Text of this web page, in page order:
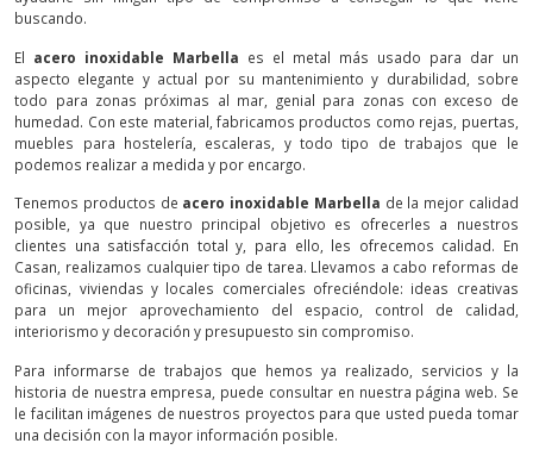
buscando.
El acero inoxidable Marbella es el metal más usado para dar un
aspecto elegante y actual por su mantenimiento y durabilidad, sobre
todo para zonas próximas al mar, genial para zonas con exceso de
humedad. Con este material, fabricamos productos como rejas, puertas,
muebles para hostelería, escaleras, y todo tipo de trabajos que le
podemos realizar a medida y por encargo.
Tenemos productos de acero inoxidable Marbella de la mejor calidad
posible, ya que nuestro principal objetivo es ofrecerles a nuestros
clientes una satisfacción total y, para ello, les ofrecemos calidad. En
Casan, realizamos cualquier tipo de tarea. Llevamos a cabo reformas de
oficinas, viviendas y locales comerciales ofreciéndole: ideas creativas
para un mejor aprovechamiento del espacio, control de calidad,
interiorismo y decoración y presupuesto sin compromiso.
Para informarse de trabajos que hemos ya realizado, servicios y la
historia de nuestra empresa, puede consultar en nuestra página web. Se
le facilitan imágenes de nuestros proyectos para que usted pueda tomar
una decisión con la mayor información posible.